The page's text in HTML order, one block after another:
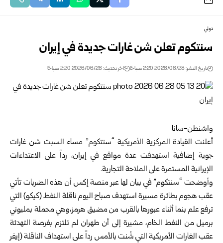
دولي
سنتكوم تعلن شن غارات جديدة في إيران
تاريخ النشر: 2026/06/28 2:20 صباحًا اخر تحديث: 2026/06/28 2:20 صباحًا
واشنطن-سانا‏
أعلنت القيادة المركزية الأمريكية “سنتكوم” مساء السبت شن غارات
جوية ‏إضافية استهدفت عدة مواقع في إيران، رداً على الاعتداءات
الإيرانية ‏المستمرة على الملاحة التجارية.‏
وأوضحت “سنتكوم” في بيان لها عبر منصة إكس أن هذه الضربات تأتي
‏عقب هجوم بطائرة مسيرة استهدف صباح اليوم ناقلة النفط (كيكو) التي
ترفع ‏علم بنما أثناء عبورها بالقرب من مضيق هرمز،وهي محملة بمليوني
برميل ‏من النفط الخام، مشيرة إلى أن طهران لم تلتزم بفرصة التهدئة
عقب الغارات ‏الأمريكية التي شُنت بالأمس رداً على استهداف الناقلة (إيفر